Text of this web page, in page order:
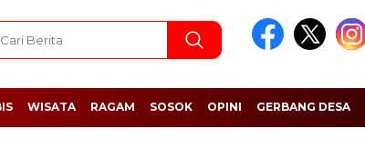
WISATA RAGAM SOSOK OPINI GERBANG DESA